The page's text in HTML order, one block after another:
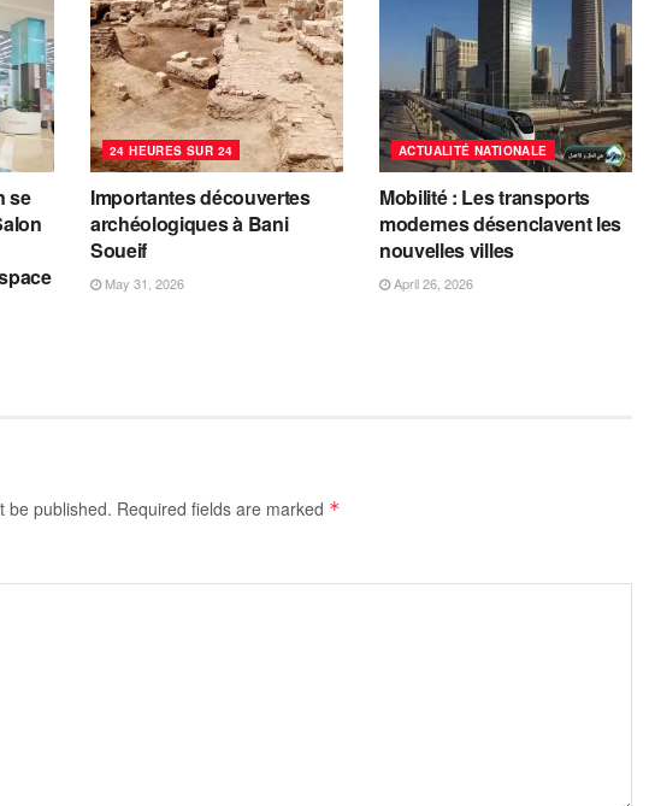
se
24 HEURES SUR 24
Importantes découvertes
archéologiques à Bani
Soueif
May 31, 2026
ACTUALITÉ NATIONALE
Mobilité : Les transports
modernes désenclavent les
nouvelles villes
April 26, 2026
be published. Required fields are marked *